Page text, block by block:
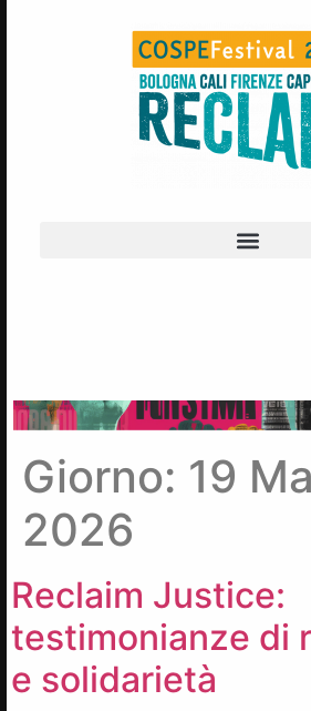
Giorno: 19
2026
Reclaim Justice:
testimonianze di
e solidarietà